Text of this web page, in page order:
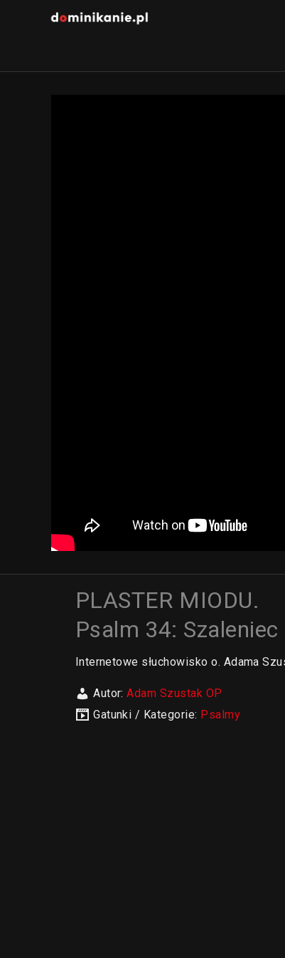
PLASTER MIODU.
Psalm 34: Szaleniec
Internetowe słuchowisko o. Adama
Autor:Adam Szustak OP
Gatunki / Kategorie: Psalmy